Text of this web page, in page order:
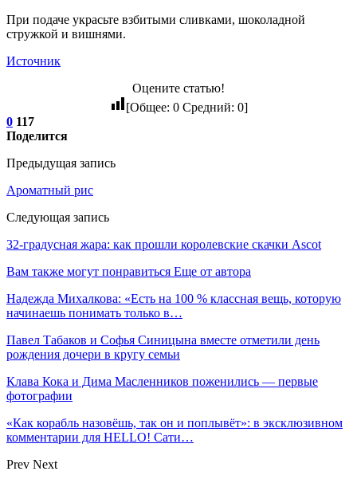
При подаче украсьте взбитыми сливками, шоколадной
стружкой и вишнями.
Источник
Оцените статью!
[Общее: 0Средний: 0]
0 117
Поделится
Предыдущая запись
Ароматный рис
Следующая запись
32-градусная жара: как прошли королевские скачки Ascot
Вам также могут понравиться Еще от автора
Надежда Михалкова: «Есть на 100 % классная вещь, которую
начинаешь понимать только в…
Павел Табаков и Софья Синицына вместе отметили день
рождения дочери в кругу семьи
Клава Кока и Дима Масленников поженились — первые
фотографии
«Как корабль назовёшь, так он и поплывёт»: в эксклюзивном
комментарии для HELLO! Сати…
Prev Next